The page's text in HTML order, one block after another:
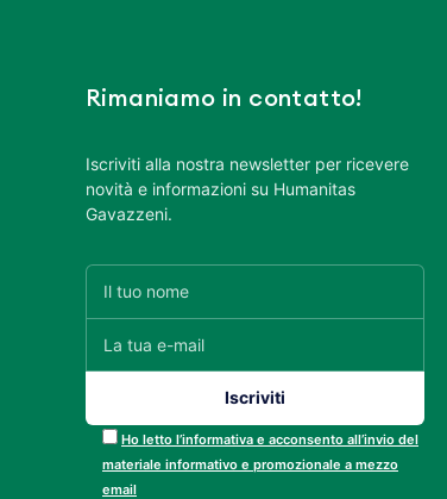
Rimaniamo in contatto!
Iscriviti alla nostra newsletter per ricevere
novità e informazioni su Humanitas
Gavazzeni.
Ho letto l’informativa e acconsento all’invio del
materiale informativo e promozionale a mezzo
email